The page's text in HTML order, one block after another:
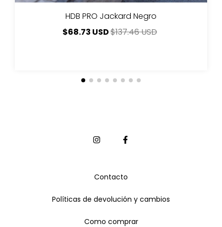
HDB PRO Jackard Negro
$68.73 USD$137.46 USD
Contacto
Políticas de devolución y cambios
Como comprar